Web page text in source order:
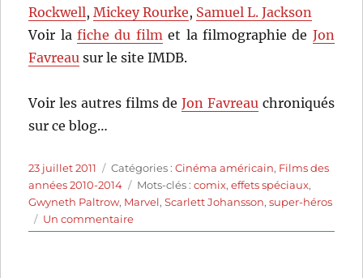
Rockwell,Mickey Rourke, Samuel L. Jackson
Voir lafiche du filmet la filmographie de Jon
Favreau sur le site IMDB.
Voir les autres films deJon Favreauchroniqués
sur ce blog…
Publié
le
23 juillet 2011 Catégories
Catégories :Cinéma américain, Films des
années 2010-2014
Étiquettes
Mots-clés :comix,effets spéciaux,
Gwyneth Paltrow, Marvel,Scarlett Johansson,super-héros
Un commentairesur
Iron